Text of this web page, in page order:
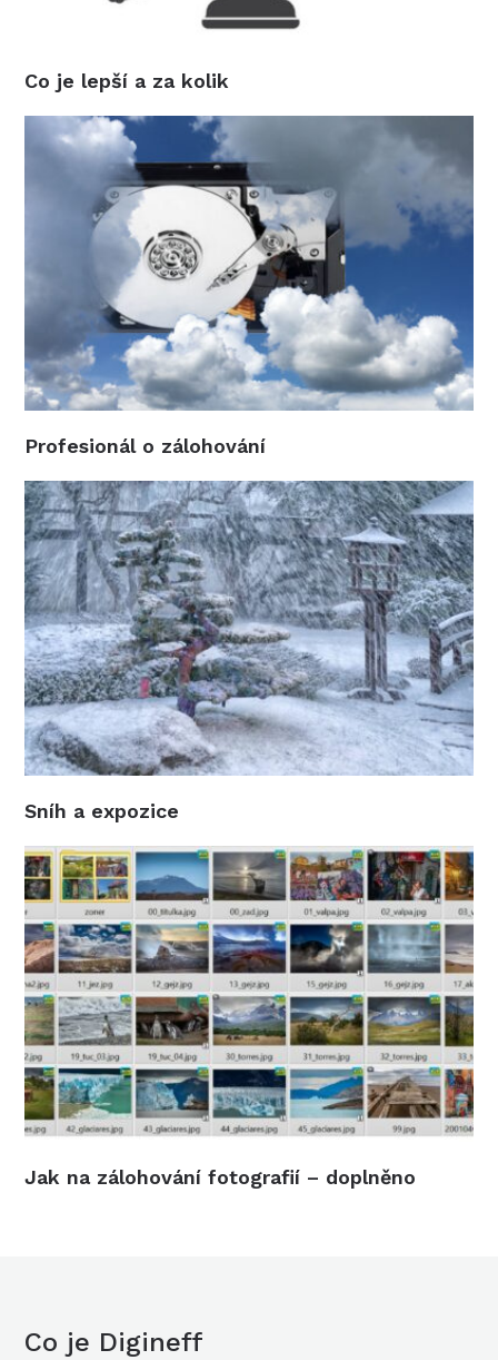
Co je lepší a za kolik
Profesionál o zálohování
Sníh a expozice
Jak na zálohování fotografií – doplněno
Co je Digineff